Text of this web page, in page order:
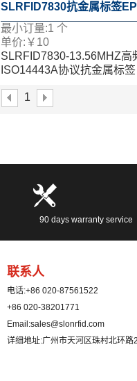
SLRFID7830抗金属标签
G2电子标签 高频电子标签,
管理 UHF设备管理标签
检点
最小订量:1 个
单价: ￥ 10
SLRFID7830-13.56MHZ高
ISO14443A协议抗金属标签
1
90 days warranty service
联系人
电话:+86 020-87561522
+86 020-38201771
Email:sales@slonrfid.com
详细地址:广州市天河区珠村北环